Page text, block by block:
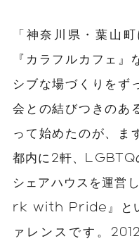
「神奈川県・葉山
『カラフルカフェ
シブな場づくりをず
会との結びつきのあ
って始めたのが、ま
都内に2軒、LGBTQ
シェアハウスを運営
rk with Pride』とい
ァレンスです。